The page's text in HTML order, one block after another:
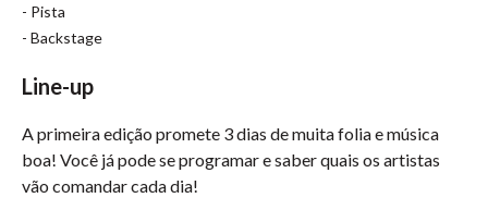
- Pista
- Backstage
Line-up
A primeira edição promete 3 dias de muita folia e música
boa! Você já pode se programar e saber quais os artistas
vão comandar cada dia!